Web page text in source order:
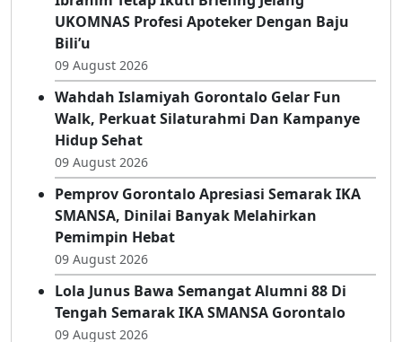
09 August 2026
Di Tengah Resepsi Pernikahan, Intan
Ibrahim Tetap Ikuti Briefing Jelang
UKOMNAS Profesi Apoteker Dengan Baju
Bili’u
09 August 2026
Wahdah Islamiyah Gorontalo Gelar Fun
Walk, Perkuat Silaturahmi Dan Kampanye
Hidup Sehat
09 August 2026
Pemprov Gorontalo Apresiasi Semarak IKA
SMANSA, Dinilai Banyak Melahirkan
Pemimpin Hebat
09 August 2026